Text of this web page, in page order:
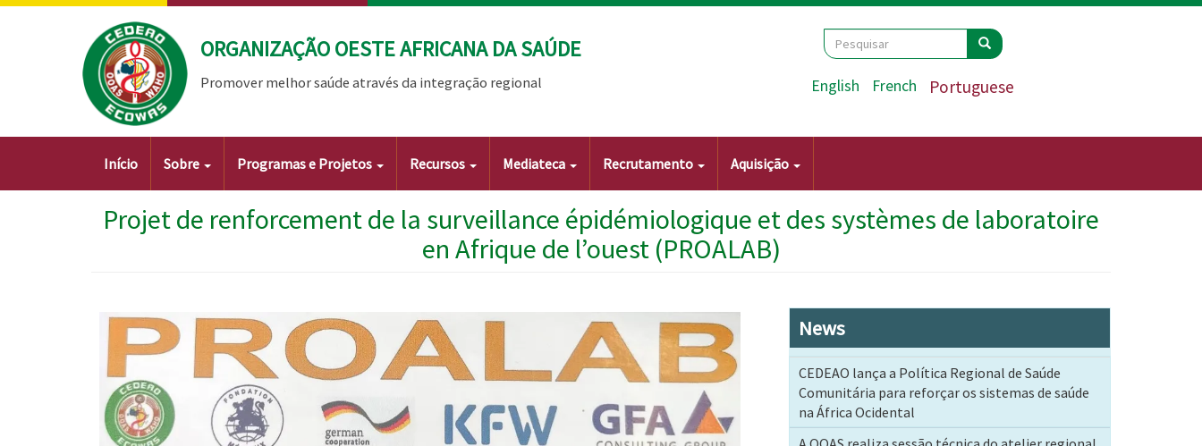
Passar
ORGANIZAÇÃO OESTE AFRICANA DA SAÚDE
Promover melhor saúde através da integração regional
Search
Pesquisar Pesquisar
English French Portuguese
Main
Início Sobre Programas e Projetos Recursos Mediateca Recrutamento Aquisição
Projet de renforcement de la surveillance épidémiologique et des systèmes de laboratoire
en Afrique de l’ouest (PROALAB)
News
CEDEAO lança a Política Regional de Saúde
Comunitária para reforçar os sistemas de saúde
na África Ocidental